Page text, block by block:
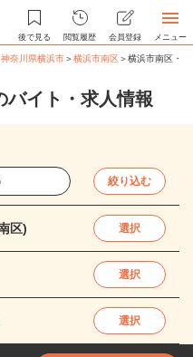
後で見る 閲覧履歴 会員登録 メニュー
神奈川県横浜市＞横浜市南区＞横浜市南区・
バイト・求人情報
絞り込む
区) 選択
選択
選択